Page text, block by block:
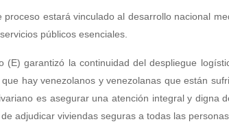
proceso estará vinculado al desarrollo nacional
públicos esenciales.
(E) garantizó la continuidad del despliegue
hay venezolanos y venezolanas que están
es asegurar una atención integral y digna
adjudicar viviendas seguras a todas las